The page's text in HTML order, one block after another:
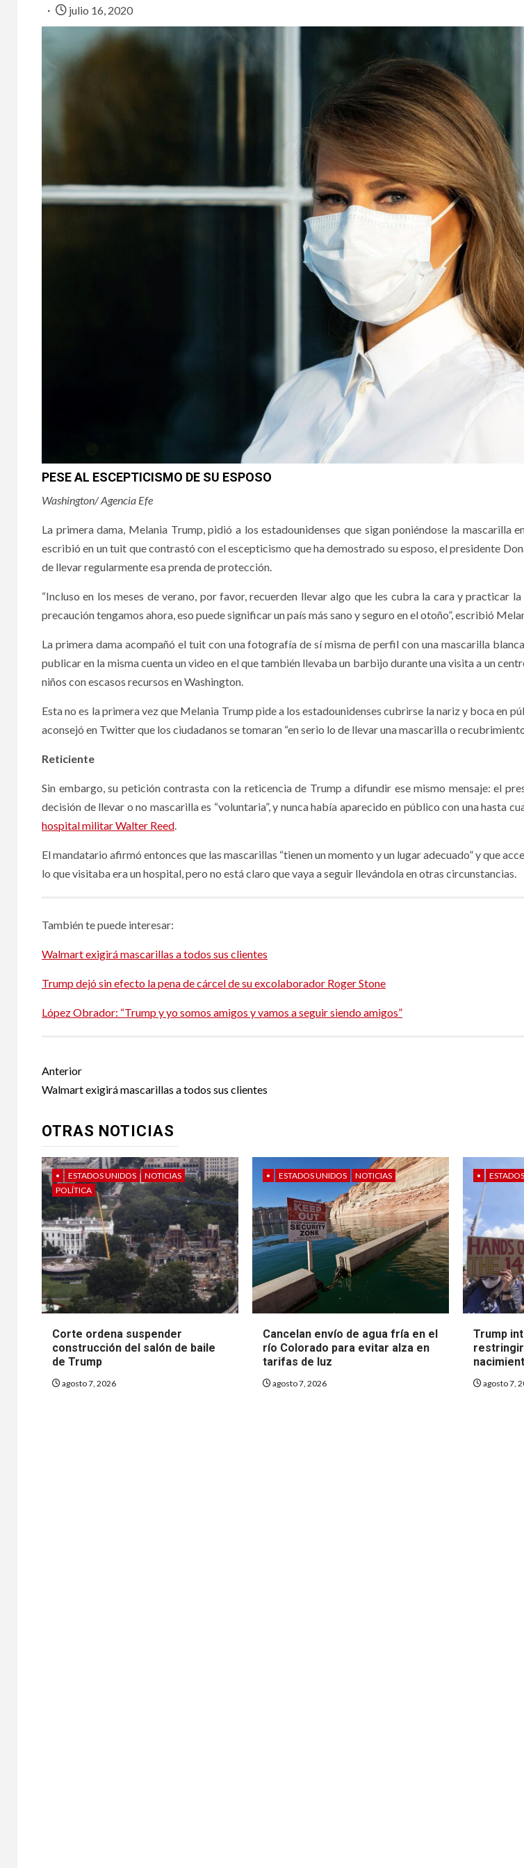
julio 16, 2020
PESE AL ESCEPTICISMO DE SU ESPOSO
Washington/ Agencia Efe
La primera dama, Melania Trump, pidió a los estadounidenses que sigan poniéndose la mascarilla
escribió en un tuit que contrastó con el escepticismo que ha demostrado su esposo, el presidente
de llevar regularmente esa prenda de protección.
“Incluso en los meses de verano, por favor, recuerden llevar algo que les cubra la cara y practicar
precaución tengamos ahora, eso puede significar un país más sano y seguro en el otoño”, escribió
La primera dama acompañó el tuit con una fotografía de sí misma de perfil con una mascarilla
publicar en la misma cuenta un video en el que también llevaba un barbijo durante una visita a un
niños con escasos recursos en Washington.
Esta no es la primera vez que Melania Trump pide a los estadounidenses cubrirse la nariz y boca en
aconsejó en Twitter que los ciudadanos se tomaran “en serio lo de llevar una mascarilla o recubrimiento
Reticiente
Sin embargo, su petición contrasta con la reticencia de Trump a difundir ese mismo mensaje: el
decisión de llevar o no mascarilla es “voluntaria”, y nunca había aparecido en público con una hasta
hospital militar Walter Reed
El mandatario afirmó entonces que las mascarillas “tienen un momento y un lugar adecuado” y que
lo que visitaba era un hospital, pero no está claro que vaya a seguir llevándola en otras circunstancias.
También te puede interesar:
Walmart exigirá mascarillas a todos sus clientes
Trump dejó sin efecto la pena de cárcel de su excolaborador Roger Stone
López Obrador: “Trump y yo somos amigos y vamos a seguir siendo amigos”
Post
navigation
Anterior
Walmart exigirá mascarillas a todos sus clientes
OTRAS NOTICIAS
• ESTADOS UNIDOS
NOTICIAS
POLÍTICA
Corte ordena suspender
construcción del salón de baile
de Trump
agosto 7, 2026
• ESTADOS UNIDOS NOTICIAS
Cancelan envío de agua fría en el
río Colorado para evitar alza en
tarifas de luz
agosto 7, 2026
•
Trump
restringir
agosto 7,